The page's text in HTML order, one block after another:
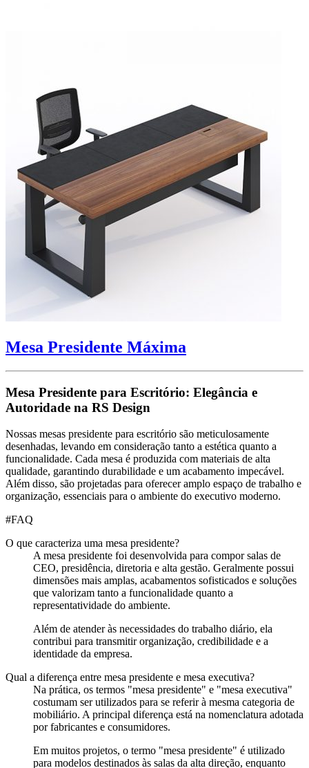
Mesa Presidente Máxima
Mesa Presidente para Escritório: Elegância e
Autoridade na RS Design
Nossas mesas presidente para escritório são meticulosamente
desenhadas, levando em consideração tanto a estética quanto a
funcionalidade. Cada mesa é produzida com materiais de alta
qualidade, garantindo durabilidade e um acabamento impecável.
Além disso, são projetadas para oferecer amplo espaço de trabalho e
organização, essenciais para o ambiente do executivo moderno.
#FAQ
O que caracteriza uma mesa presidente?
A mesa presidente foi desenvolvida para compor salas de
CEO, presidência, diretoria e alta gestão. Geralmente possui
dimensões mais amplas, acabamentos sofisticados e soluções
que valorizam tanto a funcionalidade quanto a
representatividade do ambiente.
Além de atender às necessidades do trabalho diário, ela
contribui para transmitir organização, credibilidade e a
identidade da empresa.
Qual a diferença entre mesa presidente e mesa executiva?
Na prática, os termos "mesa presidente" e "mesa executiva"
costumam ser utilizados para se referir à mesma categoria de
mobiliário. A principal diferença está na nomenclatura adotada
por fabricantes e consumidores.
Em muitos projetos, o termo "mesa presidente" é utilizado
para modelos destinados às salas da alta direção, enquanto